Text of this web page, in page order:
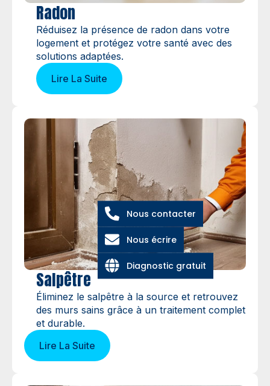
Radon
Réduisez la présence de radon dans votre
logement et protégez votre santé avec des
solutions adaptées.
Lire La Suite
Salpêtre
Éliminez le salpêtre à la source et retrouvez
des murs sains grâce à un traitement complet
et durable.
Lire La Suite
Nous contacter
Nous écrire
Diagnostic gratuit